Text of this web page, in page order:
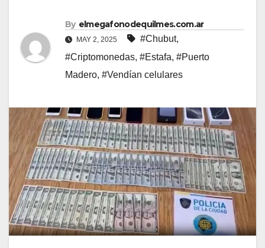
By elmegafonodequilmes.com.ar
MAY 2, 2025 #Chubut,
#Criptomonedas, #Estafa, #Puerto
Madero, #Vendían celulares